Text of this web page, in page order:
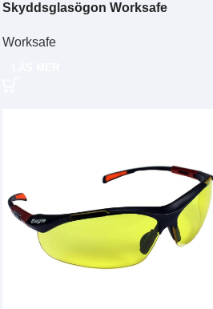
Skyddsglasögon Worksafe
Worksafe